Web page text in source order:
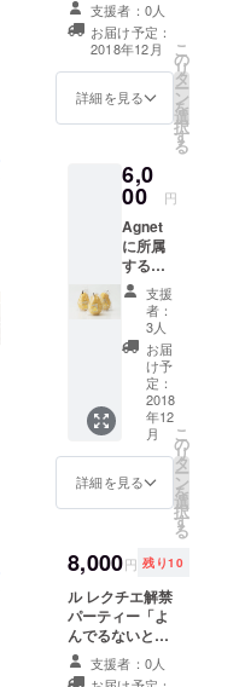
また会場内に個
人または企業名
を掲示させて頂
きます。
支援者：0人
お届け予定：
2018年12月
詳細を見る
こ
の
リ
タ
ー
ン
を
選
択
す
る
6,0
00 円
Agnet
に所属
する農
家が栽
培した
ル レク
チエ２
kg（5〜
6玉）と
お礼状
を送付
させて
いただ
きま
す。ま
た会場
人また
は企業
名を掲
示させ
て頂き
会場に
支援
者：
3人
お届
け予
定：
2018
年12
月
詳細を見る
こ
の
リ
タ
ー
ン
を
選
択
す
る
8,000円 残り10
ル レクチエ解禁
パーティー「よ
んでるないと」
の参加券となり
ます。また会場
支援者：0人